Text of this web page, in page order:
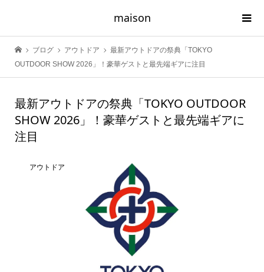
maison
ブログ アウトドア
最新アウトドアの祭典「TOKYO
OUTDOOR SHOW 2026」！豪華ゲストと最先端ギアに注目
最新アウトドアの祭典「TOKYO OUTDOOR
SHOW 2026」！豪華ゲストと最先端ギアに
注目
アウトドア